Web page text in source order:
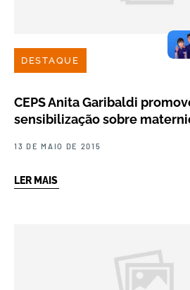
DESTAQUE
CEPS Anita Garibaldi
sensibilização sobre
13 DE MAIO DE 2015
LER MAIS